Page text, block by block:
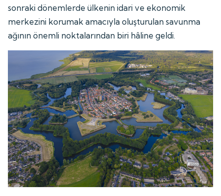
sonraki dönemlerde ülkenin idari ve ekonomik
merkezini korumak amacıyla oluşturulan savunma
ağının önemli noktalarından biri hâline geldi.